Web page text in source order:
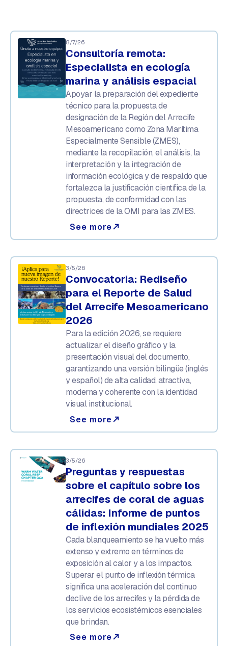
8/7/26
Consultoría remota:
Especialista en ecología
marina y análisis espacial
Apoyar la preparación del expediente
técnico para la propuesta de
designación de la Región del Arrecife
Mesoamericano como Zona Marítima
Especialmente Sensible (ZMES),
mediante la recopilación, el análisis, la
interpretación y la integración de
información ecológica y de respaldo que
fortalezca la justificación científica de la
propuesta, de conformidad con las
directrices de la OMI para las ZMES.
See more north_east
3/5/26
Convocatoria: Rediseño
para el Reporte de Salud
del Arrecife Mesoamericano
2026
Para la edición 2026, se requiere
actualizar el diseño gráfico y la
presentación visual del documento,
garantizando una versión bilingüe (inglés
y español) de alta calidad, atractiva,
moderna y coherente con la identidad
visual institucional.
See more north_east
3/5/26
Preguntas y respuestas
sobre el capítulo sobre los
arrecifes de coral de aguas
cálidas: Informe de puntos
de inflexión mundiales 2025
Cada blanqueamiento se ha vuelto más
extenso y extremo en términos de
exposición al calor y a los impactos.
Superar el punto de inflexión térmica
significa una aceleración del continuo
declive de los arrecifes y la pérdida de
los servicios ecosistémicos esenciales
que brindan.
See morenorth_east